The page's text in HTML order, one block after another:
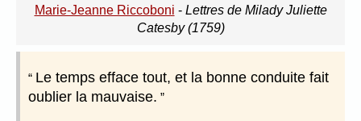
Marie-Jeanne Riccoboni - Lettres de Milady Juliette
Catesby (1759)
Le temps efface tout, et la bonne conduite fait
oublier la mauvaise.